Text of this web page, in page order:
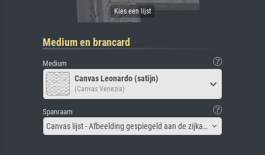
Medium en brancard
Medium
Canvas Leonardo (satijn)
(Canvas Venezia)
Spanraam
Canvas lijst - Afbeelding gespiegeld aan de zijkant